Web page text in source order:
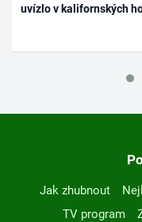
uvízlo v kalifornských
Jak zhubnout
TV program